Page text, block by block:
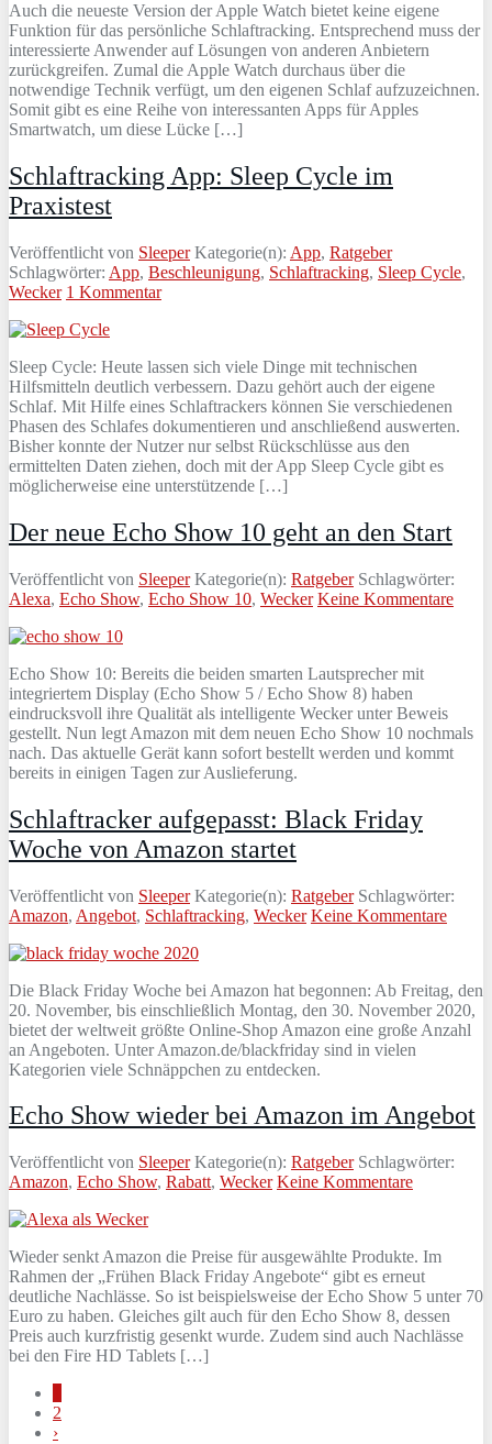
Auch die neueste Version der Apple Watch bietet keine eigene
Funktion für das persönliche Schlaftracking. Entsprechend muss der
interessierte Anwender auf Lösungen von anderen Anbietern
zurückgreifen. Zumal die Apple Watch durchaus über die
notwendige Technik verfügt, um den eigenen Schlaf aufzuzeichnen.
Somit gibt es eine Reihe von interessanten Apps für Apples
Smartwatch, um diese Lücke […]
Schlaftracking App: Sleep Cycle im
Praxistest
Veröffentlicht von Sleeper Kategorie(n): App, Ratgeber
Schlagwörter: App, Beschleunigung, Schlaftracking, Sleep Cycle,
Wecker 1 Kommentar
Sleep Cycle: Heute lassen sich viele Dinge mit technischen
Hilfsmitteln deutlich verbessern. Dazu gehört auch der eigene
Schlaf. Mit Hilfe eines Schlaftrackers können Sie verschiedenen
Phasen des Schlafes dokumentieren und anschließend auswerten.
Bisher konnte der Nutzer nur selbst Rückschlüsse aus den
ermittelten Daten ziehen, doch mit der App Sleep Cycle gibt es
möglicherweise eine unterstützende […]
Der neue Echo Show 10 geht an den Start
Veröffentlicht von Sleeper Kategorie(n): RatgeberSchlagwörter:
Alexa, Echo Show, Echo Show 10, Wecker Keine Kommentare
Echo Show 10: Bereits die beiden smarten Lautsprecher mit
integriertem Display (Echo Show 5 / Echo Show 8) haben
eindrucksvoll ihre Qualität als intelligente Wecker unter Beweis
gestellt. Nun legt Amazon mit dem neuen Echo Show 10 nochmals
nach. Das aktuelle Gerät kann sofort bestellt werden und kommt
bereits in einigen Tagen zur Auslieferung.
Schlaftracker aufgepasst: Black Friday
Woche von Amazon startet
Veröffentlicht von Sleeper Kategorie(n): RatgeberSchlagwörter:
Amazon, Angebot, Schlaftracking, Wecker Keine Kommentare
Die Black Friday Woche bei Amazon hat begonnen: Ab Freitag, den
20. November, bis einschließlich Montag, den 30. November 2020,
bietet der weltweit größte Online-Shop Amazon eine große Anzahl
an Angeboten. Unter Amazon.de/blackfriday sind in vielen
Kategorien viele Schnäppchen zu entdecken.
Echo Show wieder bei Amazon im Angebot
Veröffentlicht von Sleeper Kategorie(n): RatgeberSchlagwörter:
Amazon, Echo Show, Rabatt, Wecker Keine Kommentare
Wieder senkt Amazon die Preise für ausgewählte Produkte. Im
Rahmen der „Frühen Black Friday Angebote“ gibt es erneut
deutliche Nachlässe. So ist beispielsweise der Echo Show 5 unter 70
Euro zu haben. Gleiches gilt auch für den Echo Show 8, dessen
Preis auch kurzfristig gesenkt wurde. Zudem sind auch Nachlässe
bei den Fire HD Tablets […]
2
›